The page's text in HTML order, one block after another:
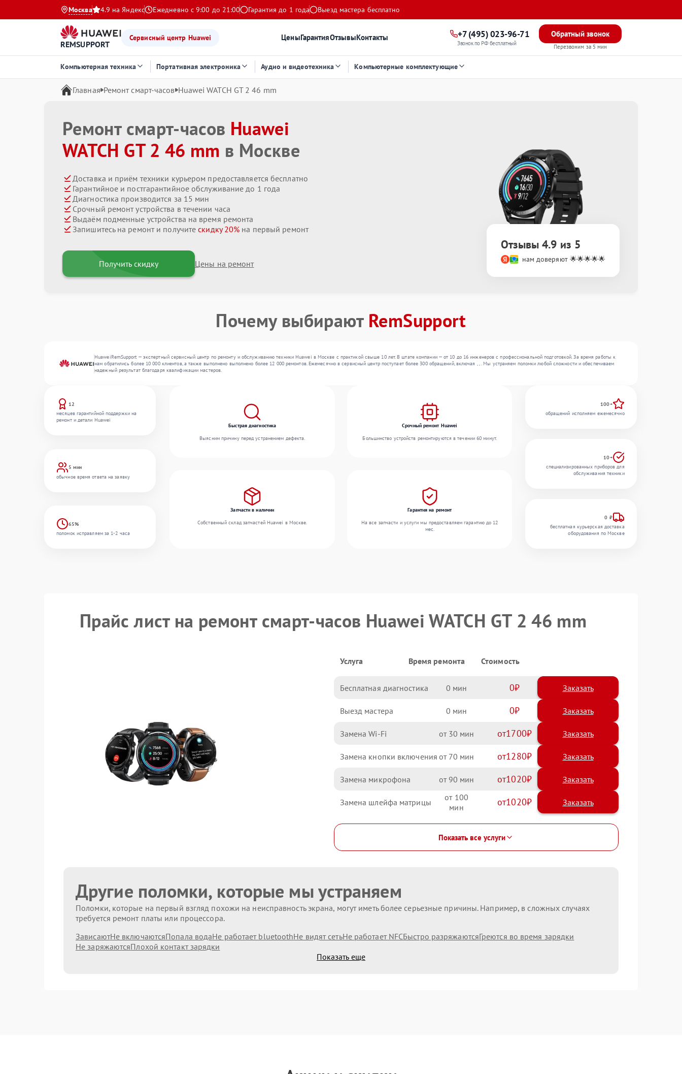
Москва 4.9 на Яндекс Ежедневно с 9:00 до 21:00 Гарантия до 1 года Выезд мастера бесплатно
REMSUPPORT
Сервисный центр Huawei ЦеныГарантияОтзывыКонтакты +7 (495) 023-96-71
Звонок по РФ бесплатный
Обратный звонок
Перезвоним за 5 мин
Компьютерная техника Портативная электроника Аудио и видеотехника Компьютерные комплектующие
Главная Ремонт смарт-часов Huawei WATCH GT 2 46 mm
Ремонт смарт-часов Huawei
WATCH GT 2 46 mm в Москве
Доставка и приём техники курьером предоставляется бесплатно
Гарантийное и постгарантийное обслуживание до 1 года
Диагностика производится за 15 мин
Срочный ремонт устройства в течении часа
Выдаём подменные устройства на время ремонта
Запишитесь на ремонт и получитескидку 20% на первый ремонт
Получить скидку Цены на ремонт
Отзывы 4.9 из 5
нам доверяют 🌟🌟🌟🌟🌟
Почему выбирают RemSupport
HuaweiRemSupport — экспертный сервисный центр по ремонту и обслуживанию техники Huawei в Москве с практикой свыше 10 лет. В штате компании — от 10 до 16 инженеров с профессиональной подготовкой. За время работы к
нам обратились более 10 000 клиентов, а также выполнено выполнено более 12 000 ремонтов. Ежемесячно в сервисный центр поступает более 300 обращений, включая , , . Мы устраняем поломки любой сложности и обеспечиваем
надежный результат благодаря квалификации мастеров.
12
месяцев гарантийной поддержки на
ремонт и детали Huawei
5 мин
обычное время ответа на заявку
65%
поломок исправляем за 1-2 часа
Быстрая диагностика
Выясним причину перед устранением дефекта.
Срочный ремонт Huawei
Большинство устройств ремонтируются в течении 60 минут.
Запчасти в наличии
Собственный склад запчастей Huawei в Москве.
Гарантия на ремонт
На все запчасти и услуги мы предоставляем гарантию до 12
мес.
100+
обращений исполняем ежемесячно
10+
специализированных приборов для
обслуживания техники
0 ₽
бесплатная курьерская доставка
оборудования по Москве
Прайс лист на ремонт смарт-часов Huawei WATCH GT 2 46 mm
Услуга Время ремонта Стоимость
Бесплатная диагностика 0 0 Заказать
Выезд мастера 0 0 Заказать
Замена Wi-Fi 30 1700
Замена кнопки включения 70 1280
Замена микрофона 90 1020
Замена шлейфа матрицы 100 1020
Показать все услуги
Другие поломки, которые мы устраняем
Поломки, которые на первый взгляд похожи на неисправность экрана, могут иметь более серьезные причины. Например, в сложных случаях
требуется ремонт платы или процессора.
ЗависаютНе включаютсяПопала водаНе работает bluetoothНе видят сетьНе работает NFCБыстро разряжаютсяГреются во время зарядки
Не заряжаютсяПлохой контакт зарядки
Показать еще